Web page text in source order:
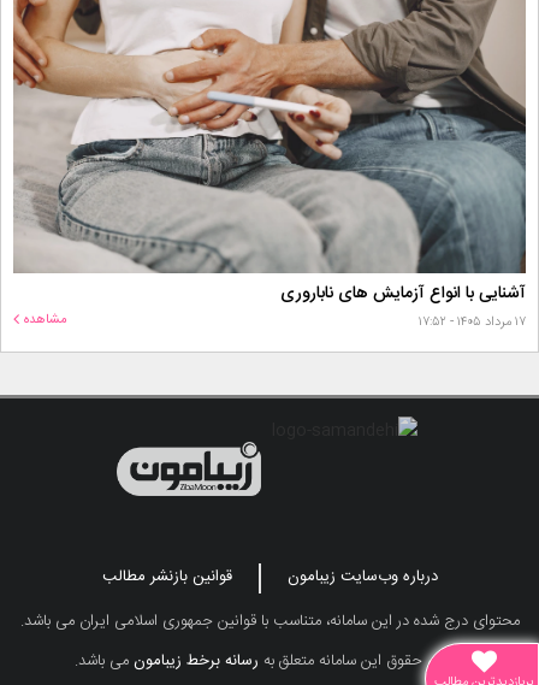
آشنایی با انواع آزمایش های ناباروری
۱۷ مرداد ۱۴۰۵ - ۱۷:۵۲ مشاهده
درباره وب‌سایت زیبامون
قوانین بازنشر مطالب
محتوای درج شده در این سامانه، متناسب با قوانین جمهوری اسلامی ایران می باشد.
تمامی حقوق این سامانه متعلق به رسانه برخط زیبامونمی باشد.